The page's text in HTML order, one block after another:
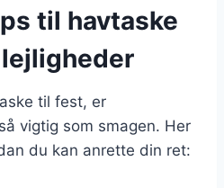
til havtaske
til fest, er
vigtig som smagen. Her
du kan anrette din ret: